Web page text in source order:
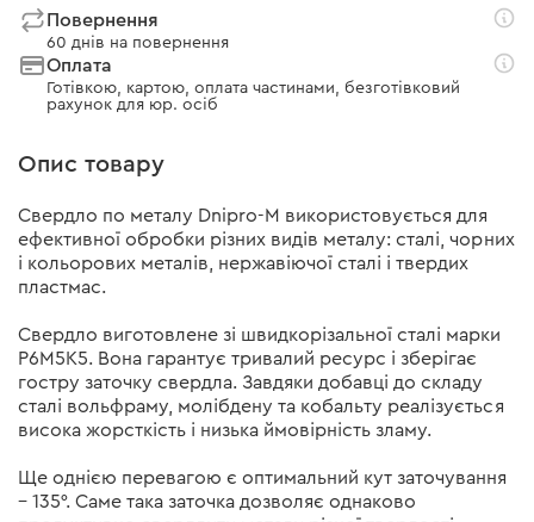
Повернення
60 днів на повернення
Оплата
Готівкою, картою, оплата частинами, безготівковий
рахунок для юр. осіб
Опис товару
Свердло по металу Dnipro-М використовується для
ефективної обробки різних видів металу: сталі, чорних
і кольорових металів, нержавіючої сталі і твердих
пластмас.
Свердло виготовлене зі швидкорізальної сталі марки
Р6М5K5. Вона гарантує тривалий ресурс і зберігає
гостру заточку свердла. Завдяки добавці до складу
сталі вольфраму, молібдену та кобальту реалізується
висока жорсткість і низька ймовірність зламу.
Ще однією перевагою є оптимальний кут заточування
– 135°. Саме така заточка дозволяє однаково